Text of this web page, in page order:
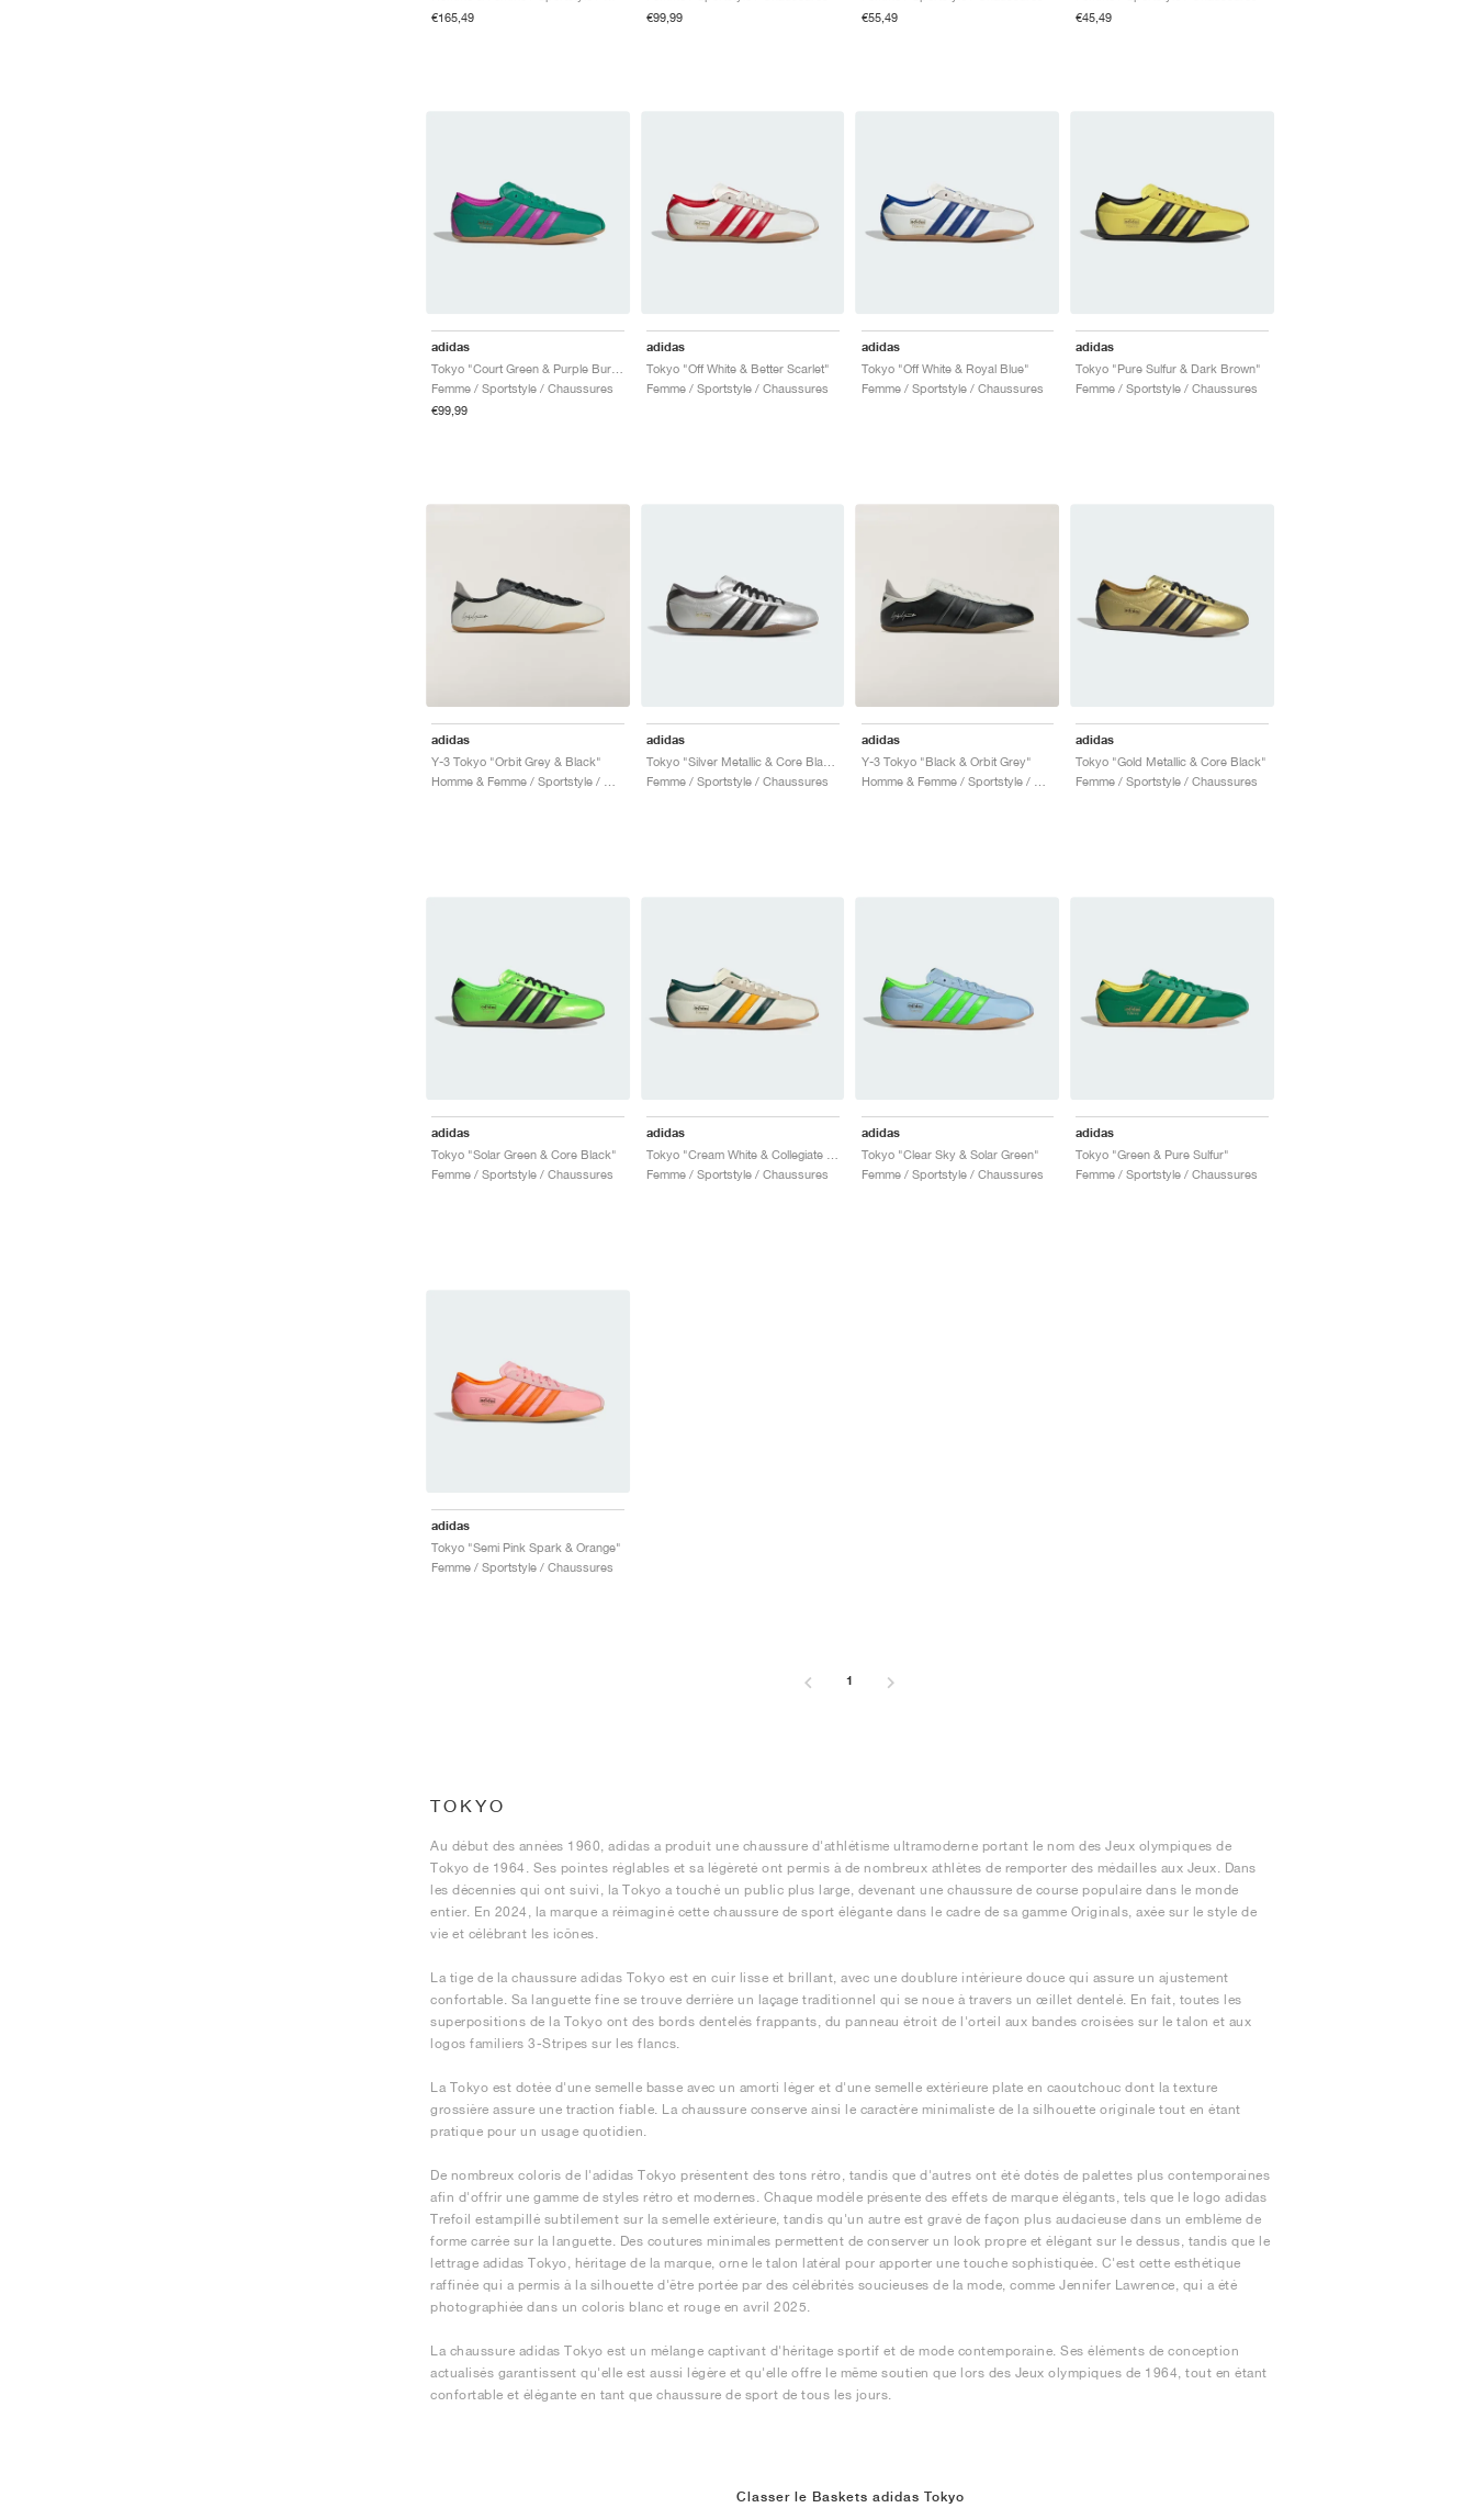
€165,49
€99,99
€55,49
€45,49
adidas
Femme / Sportstyle / Chaussures
€99,99
adidas
Tokyo "Off White & Better Scarlet"
Femme / Sportstyle / Chaussures
adidas
Tokyo "Off White & Royal Blue"
Femme / Sportstyle / Chaussures
adidas
Tokyo "Pure Sulfur & Dark Brown"
Femme / Sportstyle / Chaussures
adidas
Y-3 Tokyo "Orbit Grey & Black"
adidas
Femme / Sportstyle / Chaussures
adidas
Y-3 Tokyo "Black & Orbit Grey"
adidas
Tokyo "Gold Metallic & Core Black"
Femme / Sportstyle / Chaussures
adidas
Tokyo "Solar Green & Core Black"
Femme / Sportstyle / Chaussures
adidas
Femme / Sportstyle / Chaussures
adidas
Tokyo "Clear Sky & Solar Green"
Femme / Sportstyle / Chaussures
adidas
Tokyo "Green & Pure Sulfur"
Femme / Sportstyle / Chaussures
adidas
Tokyo "Semi Pink Spark & Orange"
Femme / Sportstyle / Chaussures
1
TOKYO
Au début des années 1960, adidas a produit une chaussure d'athlétisme ultramoderne portant le nom des Jeux olympiques de
Tokyo de 1964. Ses pointes réglables et sa légèreté ont permis à de nombreux athlètes de remporter des médailles aux Jeux. Dans
les décennies qui ont suivi, la Tokyo a touché un public plus large, devenant une chaussure de course populaire dans le monde
entier. En 2024, la marque a réimaginé cette chaussure de sport élégante dans le cadre de sa gamme Originals, axée sur le style de
vie et célébrant les icônes.
La tige de la chaussure adidas Tokyo est en cuir lisse et brillant, avec une doublure intérieure douce qui assure un ajustement
confortable. Sa languette fine se trouve derrière un laçage traditionnel qui se noue à travers un œillet dentelé. En fait, toutes les
superpositions de la Tokyo ont des bords dentelés frappants, du panneau étroit de l'orteil aux bandes croisées sur le talon et aux
logos familiers 3-Stripes sur les flancs.
La Tokyo est dotée d'une semelle basse avec un amorti léger et d'une semelle extérieure plate en caoutchouc dont la texture
grossière assure une traction fiable. La chaussure conserve ainsi le caractère minimaliste de la silhouette originale tout en étant
pratique pour un usage quotidien.
De nombreux coloris de l'adidas Tokyo présentent des tons rétro, tandis que d'autres ont été dotés de palettes plus contemporaines
afin d'offrir une gamme de styles rétro et modernes. Chaque modèle présente des effets de marque élégants, tels que le logo adidas
Trefoil estampillé subtilement sur la semelle extérieure, tandis qu'un autre est gravé de façon plus audacieuse dans un emblème de
forme carrée sur la languette. Des coutures minimales permettent de conserver un look propre et élégant sur le dessus, tandis que le
lettrage adidas Tokyo, héritage de la marque, orne le talon latéral pour apporter une touche sophistiquée. C'est cette esthétique
raffinée qui a permis à la silhouette d'être portée par des célébrités soucieuses de la mode, comme Jennifer Lawrence, qui a été
photographiée dans un coloris blanc et rouge en avril 2025.
La chaussure adidas Tokyo est un mélange captivant d'héritage sportif et de mode contemporaine. Ses éléments de conception
actualisés garantissent qu'elle est aussi légère et qu'elle offre le même soutien que lors des Jeux olympiques de 1964, tout en étant
confortable et élégante en tant que chaussure de sport de tous les jours.
Classer le Baskets adidas Tokyo